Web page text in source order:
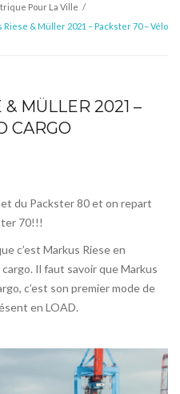
Pour La Ville /
& Müller 2021 – Packster 70 – Vélo
MÜLLER 2021 –
CARGO
du Packster 80 et on repart
70!!!
c’est Markus Riese en
Il faut savoir que Markus
c’est son premier mode de
en LOAD.